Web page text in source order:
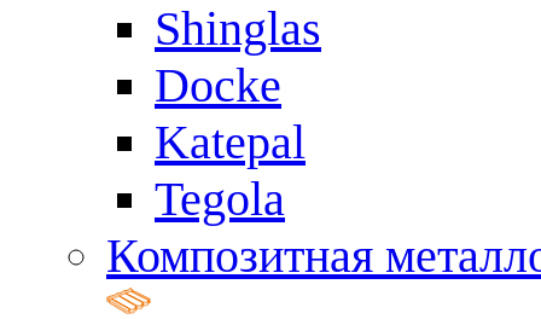
Shinglas
Docke
Katepal
Tegola
Композитная